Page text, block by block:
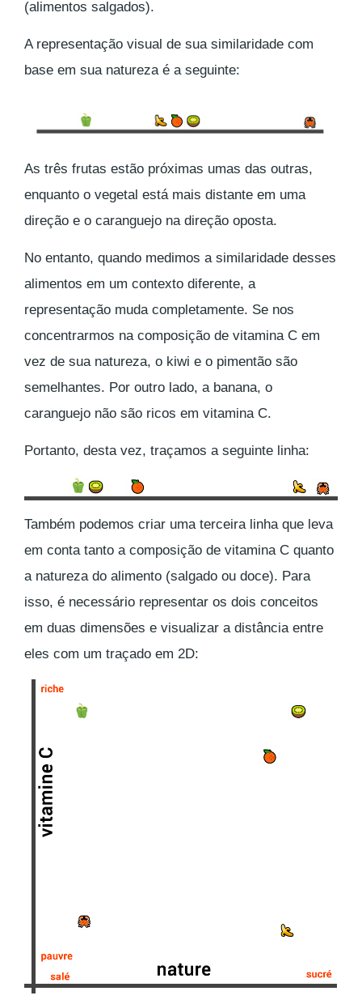
(alimentos salgados).
A representação visual de sua similaridade com
base em sua natureza é a seguinte:
As três frutas estão próximas umas das outras,
enquanto o vegetal está mais distante em uma
direção e o caranguejo na direção oposta.
No entanto, quando medimos a similaridade desses
alimentos em um contexto diferente, a
representação muda completamente. Se nos
concentrarmos na composição de vitamina C em
vez de sua natureza, o kiwi e o pimentão são
semelhantes. Por outro lado, a banana, o
caranguejo não são ricos em vitamina C.
Portanto, desta vez, traçamos a seguinte linha:
Também podemos criar uma terceira linha que leva
em conta tanto a composição de vitamina C quanto
a natureza do alimento (salgado ou doce). Para
isso, é necessário representar os dois conceitos
em duas dimensões e visualizar a distância entre
eles com um traçado em 2D: